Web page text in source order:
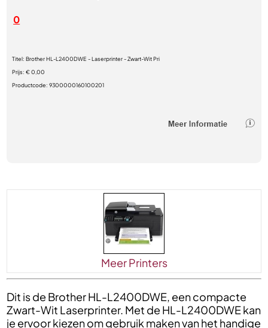
0
Titel:Brother HL-L2400DWE - Laserprinter - Zwart-Wit Pri
Prijs:€ 0,00
Productcode:9300000160100201
Meer Printers
Dit is de Brother HL-L2400DWE, een compacte
Zwart-Wit Laserprinter. Met de HL-L2400DWE kan
je ervoor kiezen om gebruik maken van het handige